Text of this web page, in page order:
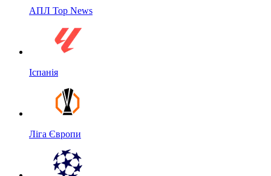
АПЛ Top News
Іспанія
Ліга Європи